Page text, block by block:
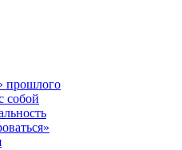
прошлого
собой